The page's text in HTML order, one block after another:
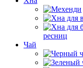
ресниц
Чай